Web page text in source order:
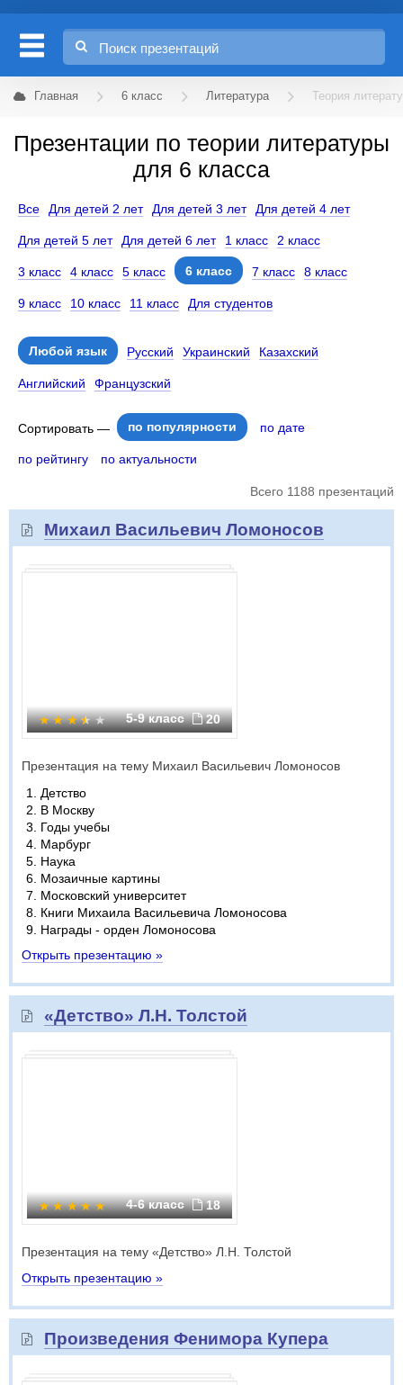
Главная 6 класс Литература Теория
Презентации по теории литературы
для 6 класса
Все Для детей 2 лет Для детей 3 лет Для детей 4 лет
Для детей 5 лет Для детей 6 лет 1 класс 2 класс
3 класс 4 класс 5 класс 6 класс 7 класс 8 класс
9 класс 10 класс 11 класс Для студентов
Любой язык Русский Украинский Казахский
Английский Французский
Сортировать — по популярности по дате
по рейтингу по актуальности
Всего 1188 презентаций
Михаил Васильевич Ломоносов
5-9 класс 20
Презентация на тему Михаил Васильевич Ломоносов
Детство
В Москву
Годы учебы
Марбург
Наука
Мозаичные картины
Московский университет
Книги Михаила Васильевича Ломоносова
Награды - орден Ломоносова
Открыть презентацию »
«Детство» Л.Н. Толстой
4-6 класс 18
Презентация на тему «Детство» Л.Н. Толстой
Открыть презентацию »
Произведения Фенимора Купера